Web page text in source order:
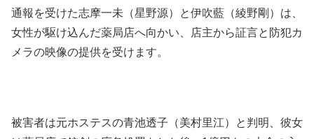
通報を受けた志摩一未（星野源）と伊吹藍（綾野剛）は、
女性が駆け込んだ薬局店へ向かい、店主から証言と防犯カ
メラの映像の提供を受けます。
被害者は元ホステスの青池透子（美村里江）と判明、彼女